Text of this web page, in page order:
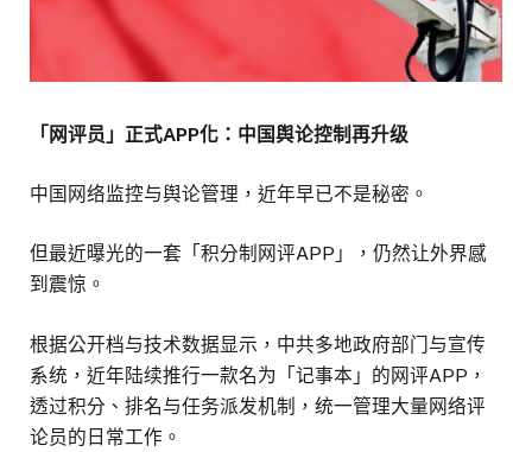
「网评员」正式APP化：中国舆论控制再升级
中国网络监控与舆论管理，近年早已不是秘密。
但最近曝光的一套「积分制网评APP」，仍然让外界感
到震惊。
根据公开档与技术数据显示，中共多地政府部门与宣传
系统，近年陆续推行一款名为「记事本」的网评APP，
透过积分、排名与任务派发机制，统一管理大量网络评
论员的日常工作。